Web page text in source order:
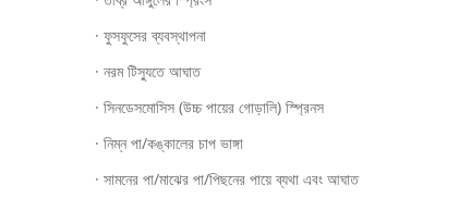
· ফুসফুসের ব্যবস্থাপনা
· নরম টিস্যুতে আঘাত
· সিনডেসমোসিস (উচ্চ পায়ের গোড়ালি) স্প্রিনস
· নিম্ন পা/কঙ্কালের চাপ ভাঙ্গা
· সামনের পা/মাঝের পা/পিছনের পায়ে ব্যথা এবং আঘাত